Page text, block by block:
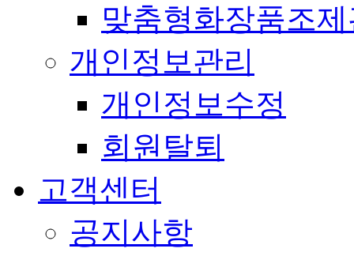
맞춤형화장품조
개인정보관리
개인정보수정
회원탈퇴
고객센터
공지사항